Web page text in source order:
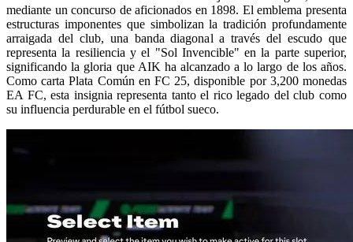
mediante un concurso de aficionados en 1898. El emblema presenta
estructuras imponentes que simbolizan la tradición profundamente
arraigada del club, una banda diagonal a través del escudo que
representa la resiliencia y el "Sol Invencible" en la parte superior,
significando la gloria que AIK ha alcanzado a lo largo de los años.
Como carta Plata Común en FC 25, disponible por 3,200 monedas
EA FC, esta insignia representa tanto el rico legado del club como
su influencia perdurable en el fútbol sueco.